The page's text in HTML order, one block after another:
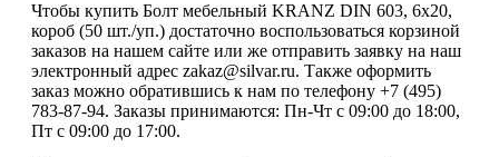
Чтобы купить Болт мебельный KRANZ DIN 603, 6х20,
короб (50 шт./уп.) достаточно воспользоваться корзиной
заказов на нашем сайте или же отправить заявку на наш
электронный адрес zakaz@silvar.ru. Также оформить
заказ можно обратившись к нам по телефону +7 (495)
783-87-94. Заказы принимаются: Пн-Чт с 09:00 до 18:00,
Пт с 09:00 до 17:00.